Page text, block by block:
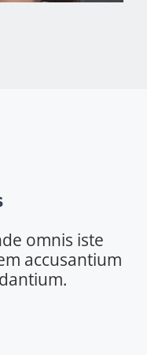
omnis iste
accusantium